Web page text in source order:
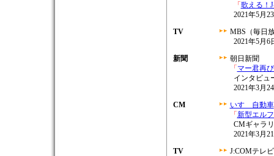
「 歌える！
2021年5月
TV
MBS（毎日
2021年5月6
新聞
朝日新聞
「 マー君再
インタビュ
2021年3月
CM
いすゞ自動車
「 新型エル
CMギャラ
2021年3月
TV
J:COMテレ